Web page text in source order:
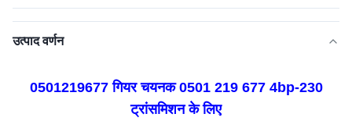
उत्पाद वर्णन
0501219677 गियर चयनक 0501 219 677 4bp-230
ट्रांसमिशन के लिए